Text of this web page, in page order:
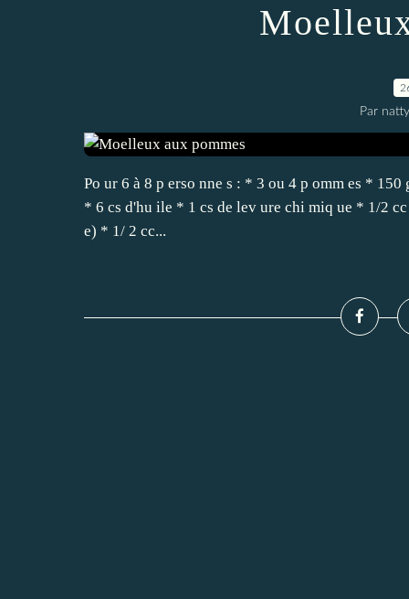
Par
Po ur 6 à 8 p erso nne s : * 3 ou 4 p omm es *
* 6 cs d'hu ile * 1 cs de lev ure chi miq ue * 1/2
e) * 1/ 2 cc...